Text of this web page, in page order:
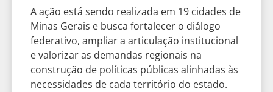
A ação está sendo realizada em 19 cidades de
Minas Gerais e busca fortalecer o diálogo
federativo, ampliar a articulação institucional
e valorizar as demandas regionais na
construção de políticas públicas alinhadas às
necessidades de cada território do estado.